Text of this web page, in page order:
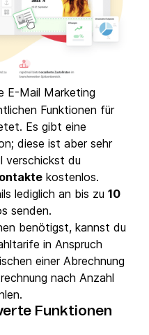
E-Mail Marketing
Funktionen für
Es gibt eine
diese ist aber sehr
verschickst du
kostenlos.
lediglich an bis zu 10
senden.
benötigst, kannst du
in Anspruch
einer Abrechnung
nach Anzahl
Funktionen